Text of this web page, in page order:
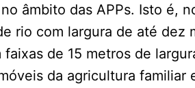
âmbito das APPs. Isto é,
rio com largura de até dez
faixas de 15 metros de
da agricultura